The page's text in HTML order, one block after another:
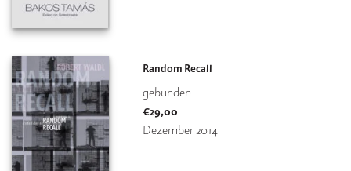
Random Recall
gebunden
€29,00
Dezember 2014